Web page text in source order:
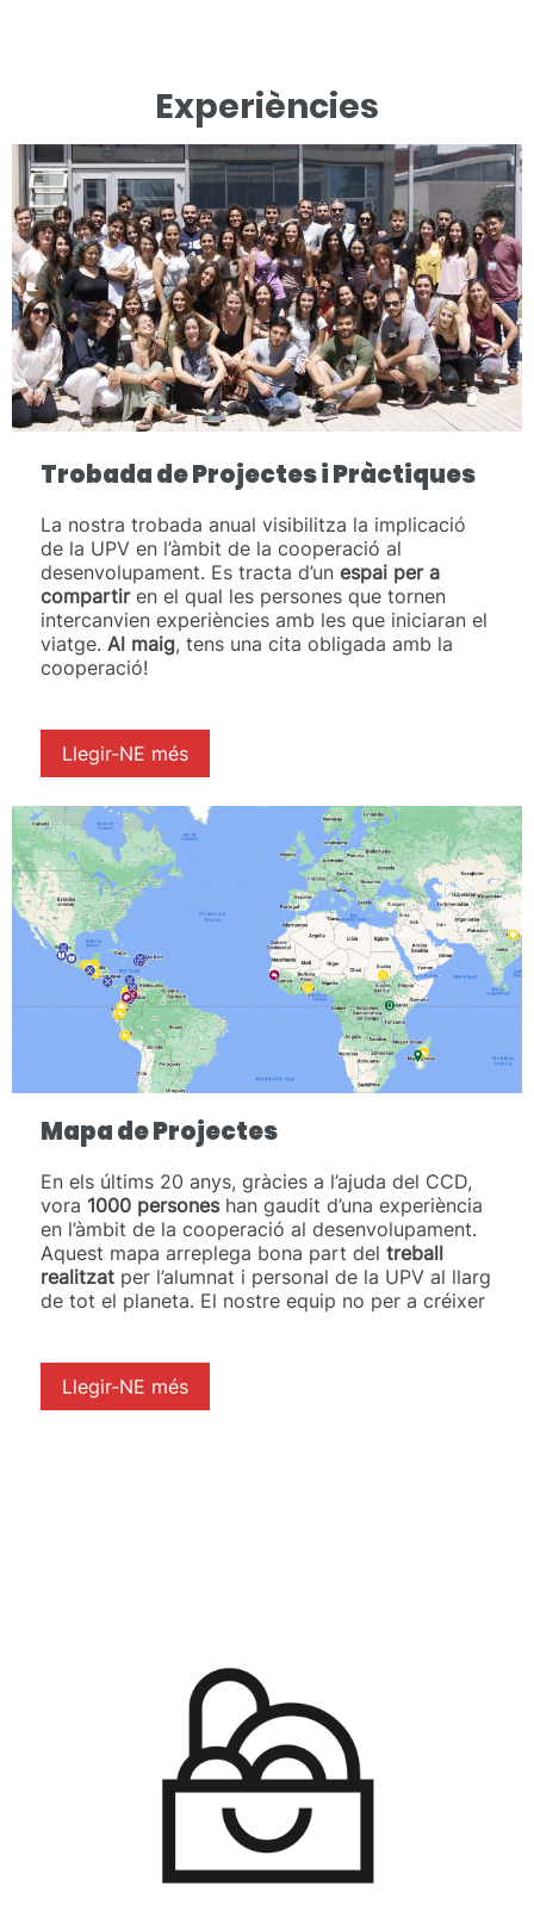
Experiències
Trobada de Projectes i Pràctiques
La nostra trobada anual visibilitza la implicació
de la UPV en l’àmbit de la cooperació al
desenvolupament. Es tracta d’un espai per a
compartiren el qual les persones que tornen
intercanvien experiències amb les que iniciaran el
viatge. Al maig, tens una cita obligada amb la
cooperació!
Llegir-NE més
Mapa de Projectes
En els últims 20 anys, gràcies a l’ajuda del CCD,
vora 1000 personeshan gaudit d’una experiència
en l’àmbit de la cooperació al desenvolupament.
Aquest mapa arreplega bona part del treball
realitzat per l’alumnat i personal de la UPV al llarg
de tot el planeta. El nostre equip no per a créixer
Llegir-NE més